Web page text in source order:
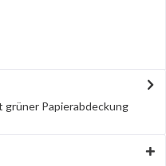
Papierabdeckung